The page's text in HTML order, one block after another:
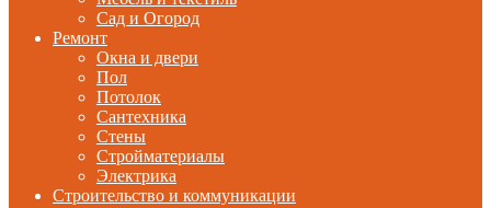
Сад и Огород
Ремонт
Окна и двери
Пол
Потолок
Сантехника
Стены
Стройматериалы
Электрика
Строительство и коммуникации